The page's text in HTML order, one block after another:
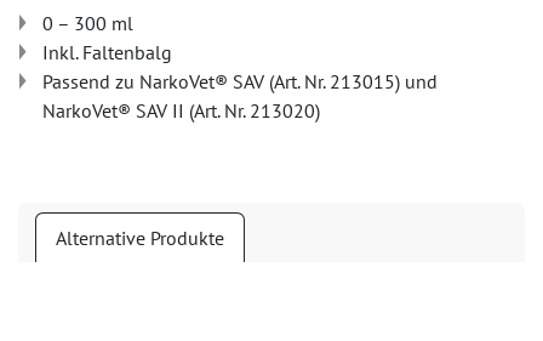
0 – 300 ml
Inkl. Faltenbalg
Passend zu NarkoVet® SAV (Art. Nr. 213015) und
NarkoVet® SAV II (Art. Nr. 213020)
Alternative Produkte